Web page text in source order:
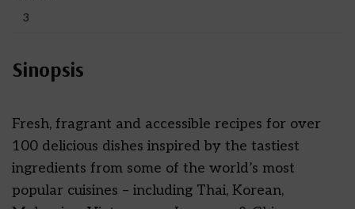
3
Sinopsis
Fresh, fragrant and accessible recipes for over
100 delicious dishes inspired by the tastiest
ingredients from some of the world’s most
popular cuisines – including Thai, Korean,